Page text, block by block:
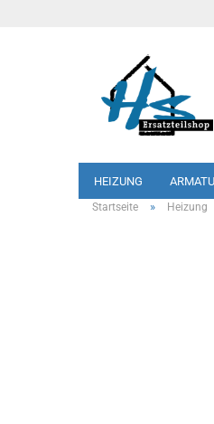
HEIZUNG
Startseite » Heizung